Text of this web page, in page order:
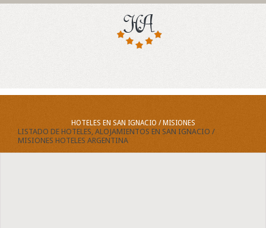
HOTELES EN SAN IGNACIO / MISIONES
LISTADO DE HOTELES, ALOJAMIENTOS EN SAN IGNACIO /
MISIONES HOTELES ARGENTINA